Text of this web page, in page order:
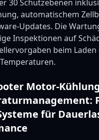
30 Schutzebenen
automatischem
Updates. Die
Inspektionen auf
beim
Motor-
für